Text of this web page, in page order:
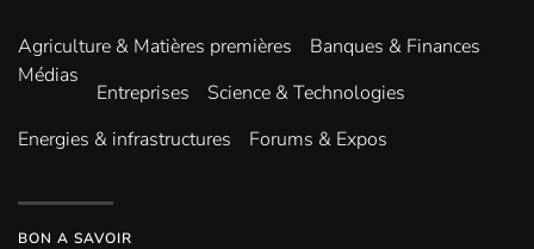
Agriculture & Matières premières
Banques & Finances
Médias
Entreprises
Science & Technologies
Energies & infrastructures
Forums & Expos
BON A SAVOIR